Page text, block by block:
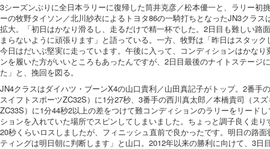
3シーズンぶりに全日本ラリーに復帰した筒井克彦／松本優一と、ラリー初
ーの牧野タイソン／北川紗衣によるトヨタ86の一騎打ちとなったJN3クラス
拡大。「初日はかなり滑るし、走るだけで精一杯でした。2日目も難しい路
まらないように頑張ります」と語っている。一方、牧野は「昨日はスタッ
今日はだいぶ堅実に走っています。午後に入って、コンディションはかな
ンを履いた方がいいところもあったんですが、2日目最後のナイトステージ
た」と、挽回を図る。
JN4クラスはダイハツ・ブーンX4の山口貴利／山田真記子がトップ。2番手
スイフトスポーツZC32S）に1分27秒、3番手の西川真太郎／本橋貴司（ス
ZC33S）に1分44秒2以上の差をつけて難コンディションのラリーをリード
ションを入れていた場所でスピンしてしまいました。ちょっと調子良く走
20秒くらいロスしましたが、フィニッシュ直前で良かったです。明日の路
ティングは明日朝に判断します」と山口。2012年以来の勝利に向けて、3日